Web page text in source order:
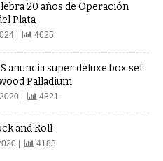
20 años de Operación
Plata
| 4625
anuncia super deluxe box set
Palladium
| 4321
and Roll
| 4183